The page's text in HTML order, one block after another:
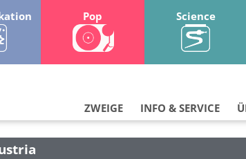
Pop Science
INFO & SERVICE
ZWEIGE